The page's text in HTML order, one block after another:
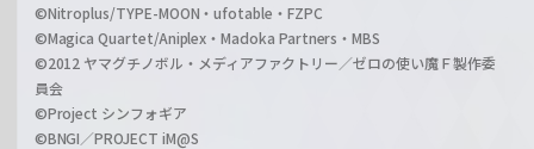
©Nitroplus/TYPE-MOON・ufotable・FZPC
©Magica Quartet/Aniplex・Madoka Partners・MBS
©2012 ヤマグチノボル・メディアファクトリー／ゼロの使い魔Ｆ製作委
員会
©Project シンフォギア
©BNGI／PROJECT iM@S